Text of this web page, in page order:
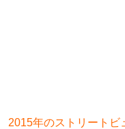
2015年のストリートビ